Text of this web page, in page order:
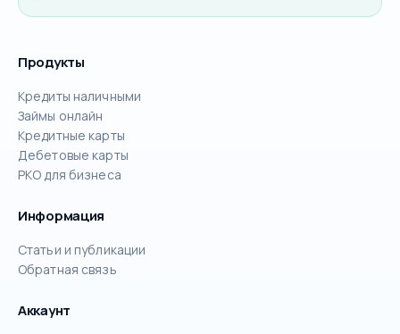
Продукты
Кредиты наличными
Займы онлайн
Кредитные карты
Дебетовые карты
РКО для бизнеса
Информация
Статьи и публикации
Обратная связь
Аккаунт